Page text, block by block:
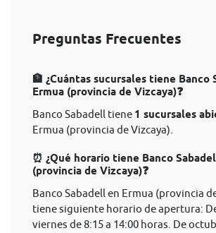
Preguntas Frecuentes
🏦 ¿Cuántas sucursales tiene Banco
Ermua (provincia de Vizcaya)❓
Banco Sabadell tiene 1 sucursales
Ermua (provincia de Vizcaya).
⏰ ¿Qué horario tiene Banco
(provincia de Vizcaya)❓
Banco Sabadell en Ermua (provincia
tiene siguiente horario de apertura:
viernes de 8:15 a 14:00 horas. De